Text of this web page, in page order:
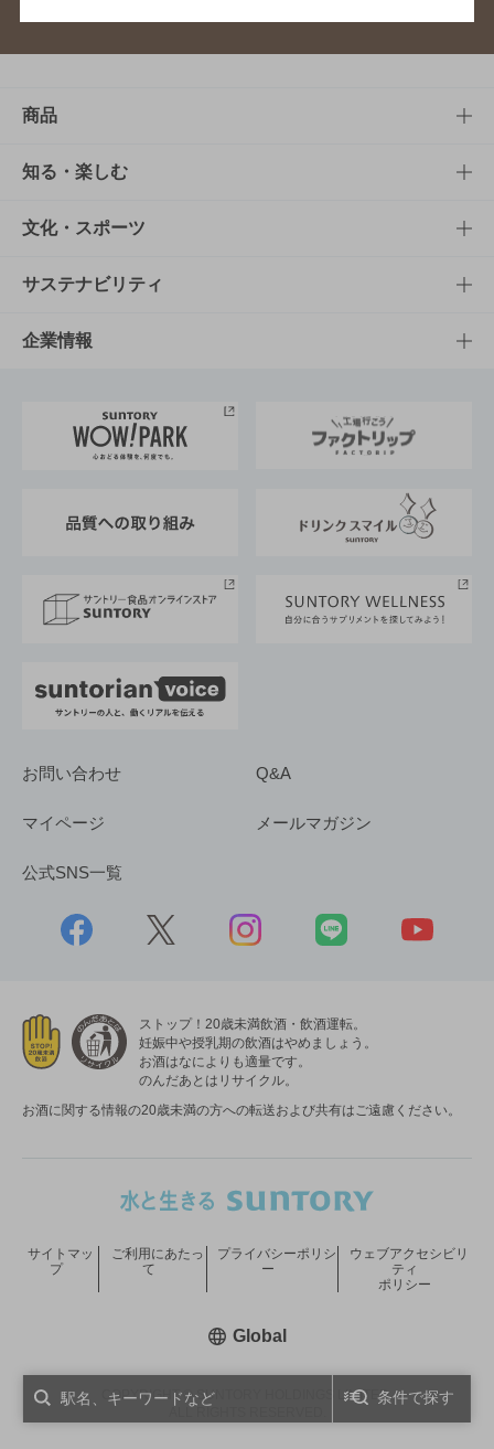
条件で探す
商品
商品TOP
商品一覧
商品発売情報
栄養成分一覧
知る・楽しむ
知る・楽しむTOP
キャンペーン
工場見学
地域情報
文化・スポーツ
文化・スポーツTOP
サントリーホール
サントリーサンバーズ大阪
サステナビリティ
サステナビリティTOP
サントリーが考えるサステナビリティ経営
企業情報
企業概要
採用情報
お問い合わせ Q&A
マイページ メールマガジン
公式SNS一覧
ストップ！20歳未満飲酒・飲酒運転。
妊娠中や授乳期の飲酒はやめましょう。
お酒はなによりも適量です。
のんだあとはリサイクル。
お酒に関する情報の20歳未満の方への転送および共有はご遠慮ください。
COPYRIGHT © SUNTORY HOLDINGS LIMITED.
サイトマッ
プ
ご利用にあたっ
て
プライバシーポリシ
ー
ウェブアクセシビリ
ティ
ポリシー
Global新しいウィンドウで開く